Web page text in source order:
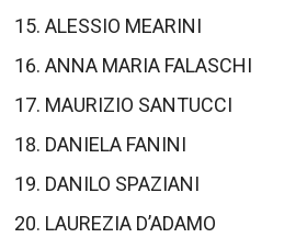
ALESSIO MEARINI
ANNA MARIA FALASCHI
MAURIZIO SANTUCCI
DANIELA FANINI
DANILO SPAZIANI
LAUREZIA D’ADAMO